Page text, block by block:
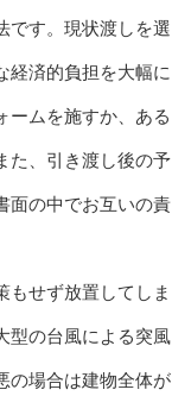
です。現状渡しを選
経済的負担を大幅に
ームを施すか、ある
た、引き渡し後の予
面の中でお互いの責
もせず放置してしま
型の台風による突風
の場合は建物全体が